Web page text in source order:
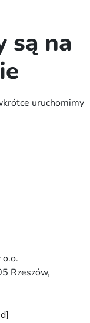
są na
uruchomimy
o.o.
Rzeszów,